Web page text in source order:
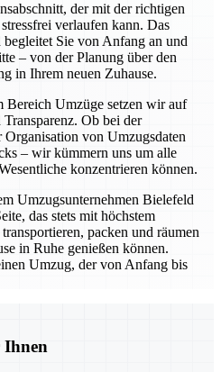
der mit der richtigen
verlaufen kann. Das
Sie von Anfang an und
– von der Planung über den
in Ihrem neuen Zuhause.
Bereich Umzüge setzen wir auf
Ob bei der
von Umzugsdaten
– wir kümmern uns um alle
konzentrieren können.
Umzugsunternehmen Bielefeld
das stets mit höchstem
packen und räumen
in Ruhe genießen können.
Umzug, der von Anfang bis
Ihnen